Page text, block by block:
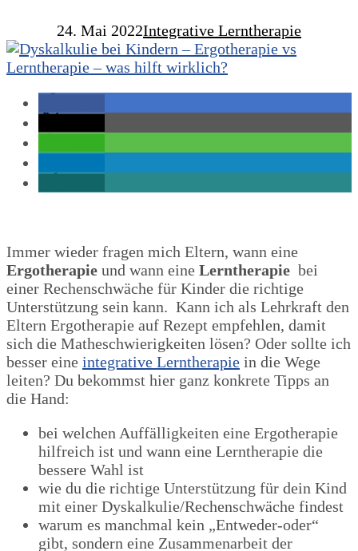
24. Mai 2022Integrative Lerntherapie
Immer wieder fragen mich Eltern, wann eine
Ergotherapie und wann eine Lerntherapie bei
einer Rechenschwäche für Kinder die richtige
Unterstützung sein kann. Kann ich als Lehrkraft den
Eltern Ergotherapie auf Rezept empfehlen, damit
sich die Matheschwierigkeiten lösen? Oder sollte ich
besser eine integrative Lerntherapie in die Wege
leiten? Du bekommst hier ganz konkrete Tipps an
die Hand:
bei welchen Auffälligkeiten eine Ergotherapie
hilfreich ist und wann eine Lerntherapie die
bessere Wahl ist
wie du die richtige Unterstützung für dein Kind
mit einer Dyskalkulie/Rechenschwäche findest
warum es manchmal kein „Entweder-oder“
gibt, sondern eine Zusammenarbeit der